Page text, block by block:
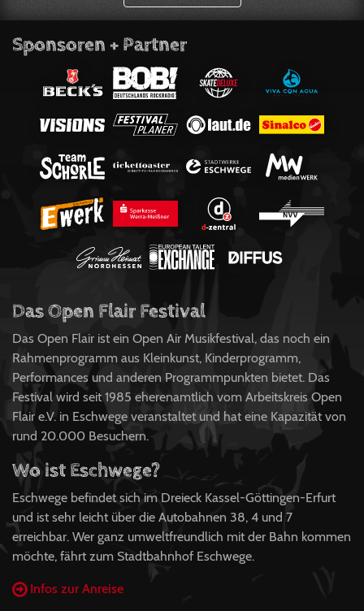
Sponsoren + Partner
Das Open Flair Festival
Das Open Flair ist ein Open Air Musikfestival, das noch ein
Rahmenprogramm aus Kleinkunst, Kinderprogramm,
Performances und anderen Programmpunkten bietet. Das
Festival wird seit 1985 eherenamtlich vom Arbeitskreis Open
Flair e.V. in Eschwege veranstaltet und hat eine Kapazität von
rund 20.000 Besuchern.
Wo ist Eschwege?
Eschwege befindet sich im Dreieck Kassel-Göttingen-Erfurt
und ist sehr leicht über die Autobahnen 38, 4 und 7
erreichbar. Wer ganz umweltfreundlich mit der Bahn kommen
möchte, fährt zum Stadtbahnhof Eschwege.
Infos zur Anreise